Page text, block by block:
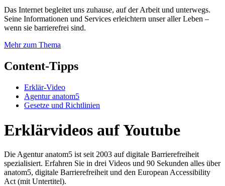
Das Internet begleitet uns zuhause, auf der Arbeit und unterwegs.
Seine Informationen und Services erleichtern unser aller Leben –
wenn sie barrierefrei sind.
Mehr zum Thema
Content-Tipps
Erklär-Video
Agentur anatom5
Gesetze und Richtlinien
Erklärvideos auf Youtube
Die Agentur anatom5 ist seit 2003 auf digitale Barrierefreiheit
spezialisiert. Erfahren Sie in drei Videos und 90 Sekunden alles über
anatom5, digitale Barrierefreiheit und den European Accessibility
Act (mit Untertitel).